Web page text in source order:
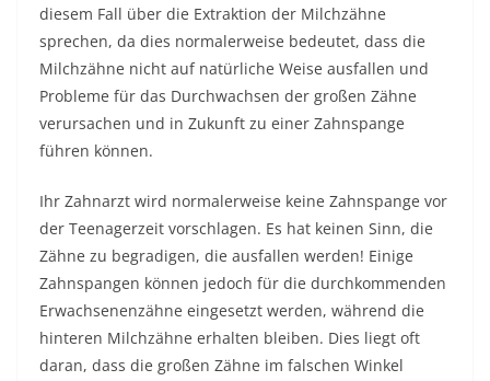
diesem Fall über die Extraktion der Milchzähne
sprechen, da dies normalerweise bedeutet, dass die
Milchzähne nicht auf natürliche Weise ausfallen und
Probleme für das Durchwachsen der großen Zähne
verursachen und in Zukunft zu einer Zahnspange
führen können.
Ihr Zahnarzt wird normalerweise keine Zahnspange vor
der Teenagerzeit vorschlagen. Es hat keinen Sinn, die
Zähne zu begradigen, die ausfallen werden! Einige
Zahnspangen können jedoch für die durchkommenden
Erwachsenenzähne eingesetzt werden, während die
hinteren Milchzähne erhalten bleiben. Dies liegt oft
daran, dass die großen Zähne im falschen Winkel